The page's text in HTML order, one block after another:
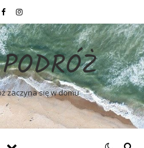
zaczyna się w domu